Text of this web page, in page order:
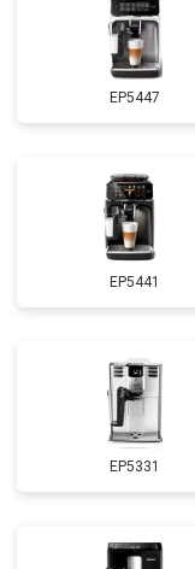
EP5447
EP5441
EP5331